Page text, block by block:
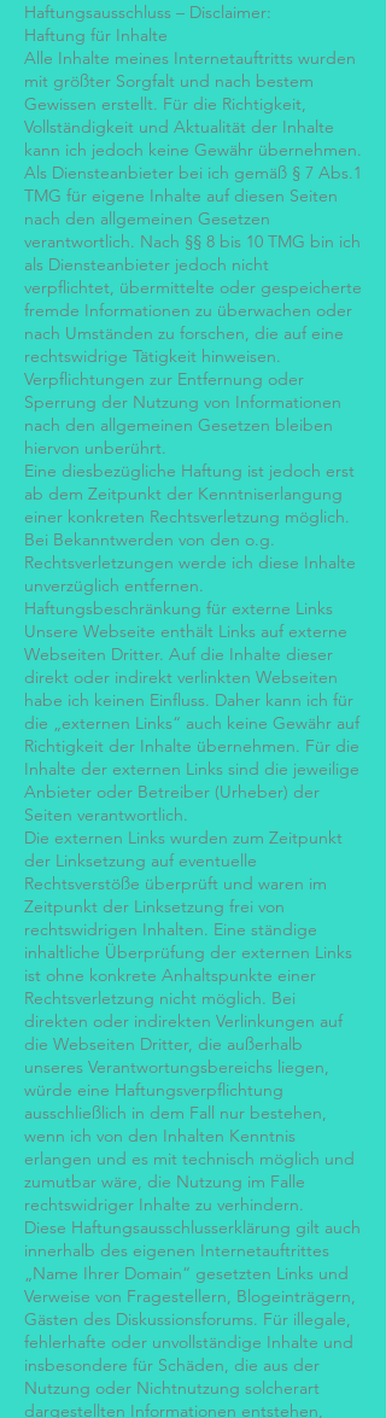
Haftungsausschluss – Disclaimer:
Haftung für Inhalte
Alle Inhalte meines Internetauftritts wurden
mit größter Sorgfalt und nach bestem
Gewissen erstellt. Für die Richtigkeit,
Vollständigkeit und Aktualität der Inhalte
kann ich jedoch keine Gewähr übernehmen.
Als Diensteanbieter bei ich gemäß § 7 Abs.1
TMG für eigene Inhalte auf diesen Seiten
nach den allgemeinen Gesetzen
verantwortlich. Nach §§ 8 bis 10 TMG bin ich
als Diensteanbieter jedoch nicht
verpflichtet, übermittelte oder gespeicherte
fremde Informationen zu überwachen oder
nach Umständen zu forschen, die auf eine
rechtswidrige Tätigkeit hinweisen.
Verpflichtungen zur Entfernung oder
Sperrung der Nutzung von Informationen
nach den allgemeinen Gesetzen bleiben
hiervon unberührt.
Eine diesbezügliche Haftung ist jedoch erst
ab dem Zeitpunkt der Kenntniserlangung
einer konkreten Rechtsverletzung möglich.
Bei Bekanntwerden von den o.g.
Rechtsverletzungen werde ich diese Inhalte
unverzüglich entfernen.
Haftungsbeschränkung für externe Links
Unsere Webseite enthält Links auf externe
Webseiten Dritter. Auf die Inhalte dieser
direkt oder indirekt verlinkten Webseiten
habe ich keinen Einfluss. Daher kann ich für
die „externen Links“ auch keine Gewähr auf
Richtigkeit der Inhalte übernehmen. Für die
Inhalte der externen Links sind die jeweilige
Anbieter oder Betreiber (Urheber) der
Seiten verantwortlich.
Die externen Links wurden zum Zeitpunkt
der Linksetzung auf eventuelle
Rechtsverstöße überprüft und waren im
Zeitpunkt der Linksetzung frei von
rechtswidrigen Inhalten. Eine ständige
inhaltliche Überprüfung der externen Links
ist ohne konkrete Anhaltspunkte einer
Rechtsverletzung nicht möglich. Bei
direkten oder indirekten Verlinkungen auf
die Webseiten Dritter, die außerhalb
unseres Verantwortungsbereichs liegen,
würde eine Haftungsverpflichtung
ausschließlich in dem Fall nur bestehen,
wenn ich von den Inhalten Kenntnis
erlangen und es mit technisch möglich und
zumutbar wäre, die Nutzung im Falle
rechtswidriger Inhalte zu verhindern.
Diese Haftungsausschlusserklärung gilt auch
innerhalb des eigenen Internetauftrittes
„Name Ihrer Domain“ gesetzten Links und
Verweise von Fragestellern, Blogeinträgern,
Gästen des Diskussionsforums. Für illegale,
fehlerhafte oder unvollständige Inhalte und
insbesondere für Schäden, die aus der
Nutzung oder Nichtnutzung solcherart
dargestellten Informationen entstehen,